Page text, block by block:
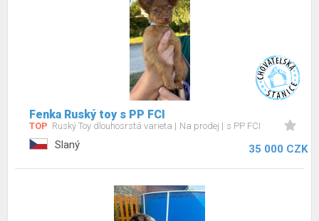
Fenka Ruský toy s PP FCI
TOP Ruský Toy dlouhosrstá varieta Na prodej s PP FCI
Slaný 35 000 CZK